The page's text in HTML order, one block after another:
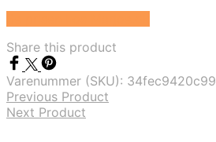
Share this product
Varenummer (SKU): 34fec9420c99
Previous Product
Next Product